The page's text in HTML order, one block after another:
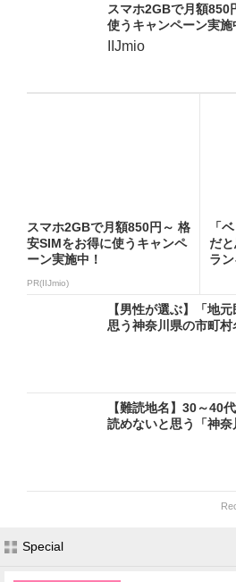
スマホ2GBで月額850
使うキャンペーン実施
IIJmio
スマホ2GBで月額850円～ 格
安SIMをお得に使うキャンペ
ーン実施中！
PR(IIJmio)
「
だ
ラ
【男性が選ぶ】「地
思う神奈川県の市町
【難読地名】30～
読めないと思う「神
Special